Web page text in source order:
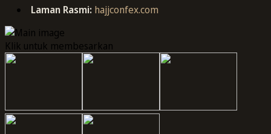
Laman Rasmi: hajjconfex.com
Klik untuk membesarkan